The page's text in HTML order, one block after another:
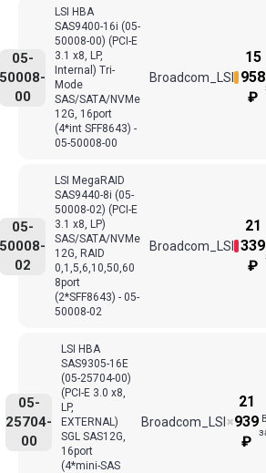
LSI HBA
SAS9400-16i (05-
50008-00) (PCI-E
3.1 x8, LP,
Internal) Tri-
Mode
SAS/SATA/NVMe
12G, 16port
(4*int SFF8643) -
05-50008-00
Broadcom_LSI
05-
50008-
00
15
958
₽
LSI MegaRAID
SAS9440-8i (05-
50008-02) (PCI-E
3.1 x8, LP)
SAS/SATA/NVMe
12G, RAID
0,1,5,6,10,50,60
8port
(2*SFF8643) - 05-
50008-02
Broadcom_LSI
05-
50008-
02
21
339
₽
LSI HBA
SAS9305-16E
(05-25704-00)
(PCI-E 3.0 x8,
LP,
EXTERNAL)
SGL SAS12G,
16port
(4*mini-SAS
Broadcom_LSI
05-
25704-
00
✖
21
939
₽
В